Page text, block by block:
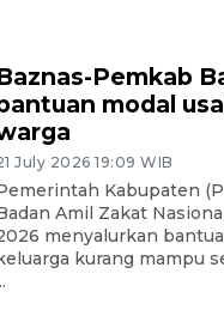
Pemkab
modal
July 2026 19:09 WIB
Kabupaten
Amil Zakat
menyalurkan
kurang mampu